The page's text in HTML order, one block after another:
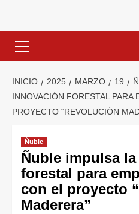
INICIO 2025 MARZO 19
INNOVACIÓN FORESTAL PARA
PROYECTO “REVOLUCIÓN
Ñuble
Ñuble impulsa
forestal para
con el proyecto
Maderera”